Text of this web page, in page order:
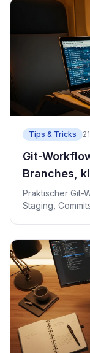
Tips & Tricks
Git-
Branches,
Übergabe
Praktischer Git-
Staging,